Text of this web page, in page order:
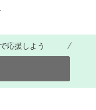
応援しよう